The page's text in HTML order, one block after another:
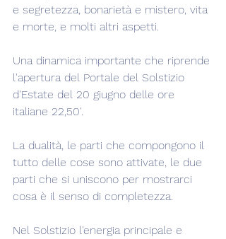
e segretezza, bonarietà e mistero, vita
e morte, e molti altri aspetti.
Una dinamica importante che riprende
l'apertura del Portale del Solstizio
d'Estate del 20 giugno delle ore
italiane 22,50'.
La dualità, le parti che compongono il
tutto delle cose sono attivate, le due
parti che si uniscono per mostrarci
cosa è il senso di completezza.
Nel Solstizio l'energia principale e